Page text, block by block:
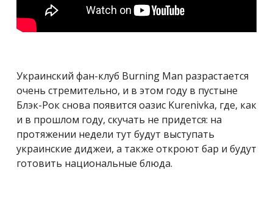
Украинский фан-клуб Burning Man разрастается
очень стремительно, и в этом году в пустыне
Блэк-Рок снова появится оазис Kurenivka, где, как
и в прошлом году, скучать не придется: на
протяжении недели тут будут выступать
украинские диджеи, а также откроют бар и будут
готовить национальные блюда.